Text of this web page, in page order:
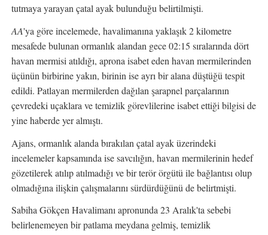
tutmaya yarayan çatal ayak bulunduğu belirtilmişti.
AA'ya göre incelemede, havalimanına yaklaşık 2 kilometre
mesafede bulunan ormanlık alandan gece 02:15 sıralarında dört
havan mermisi atıldığı, aprona isabet eden havan mermilerinden
üçünün birbirine yakın, birinin ise ayrı bir alana düştüğü tespit
edildi. Patlayan mermilerden dağılan şarapnel parçalarının
çevredeki uçaklara ve temizlik görevlilerine isabet ettiği bilgisi de
yine haberde yer almıştı.
Ajans, ormanlık alanda bırakılan çatal ayak üzerindeki
incelemeler kapsamında ise savcılığın, havan mermilerinin hedef
gözetilerek atılıp atılmadığı ve bir terör örgütü ile bağlantısı olup
olmadığına ilişkin çalışmalarını sürdürdüğünü de belirtmişti.
Sabiha Gökçen Havalimanı apronunda 23 Aralık'ta sebebi
belirlenemeyen bir patlama meydana gelmiş, temizlik